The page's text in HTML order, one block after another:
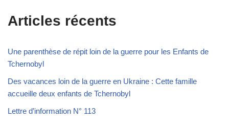
Articles récents
Une parenthèse de répit loin de la guerre pour les Enfants de
Tchernobyl
Des vacances loin de la guerre en Ukraine : Cette famille
accueille deux enfants de Tchernobyl
Lettre d’information N° 113